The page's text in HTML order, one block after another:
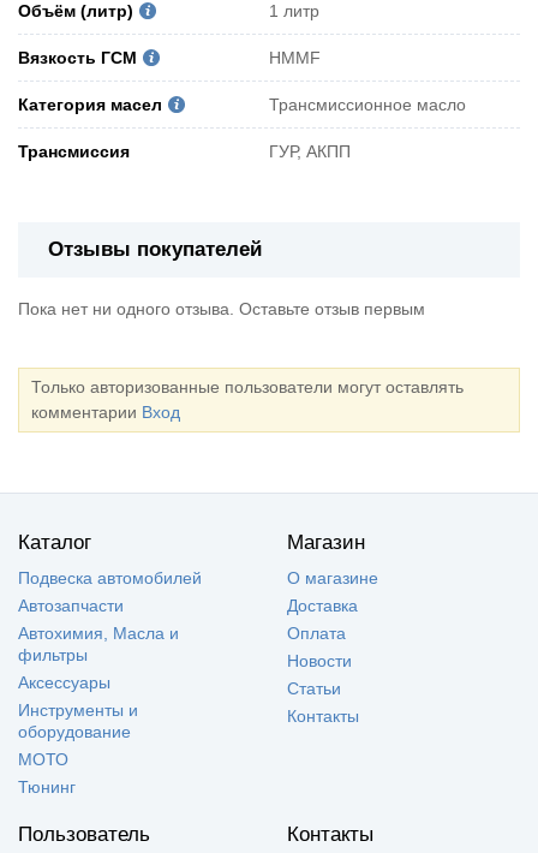
Объём (литр) 1 литр
Вязкость ГСМ HMMF
Категория масел Трансмиссионное масло
Трансмиссия ГУР, АКПП
Отзывы покупателей
Пока нет ни одного отзыва. Оставьте отзыв первым
Только авторизованные пользователи могут оставлять
комментарии Вход
Каталог
Подвеска автомобилей
Автозапчасти
Автохимия, Масла и
фильтры
Аксессуары
Инструменты и
оборудование
МОТО
Тюнинг
Магазин
О магазине
Доставка
Оплата
Новости
Статьи
Контакты
Пользователь Контакты